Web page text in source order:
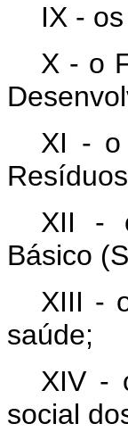
IX -
X - o
XI - o
XII -
Básico
XIII -
saúde;
XIV -
social